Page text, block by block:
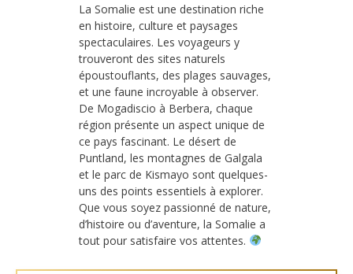
La Somalie est une destination riche
en histoire, culture et paysages
spectaculaires. Les voyageurs y
trouveront des sites naturels
époustouflants, des plages sauvages,
et une faune incroyable à observer.
De Mogadiscio à Berbera, chaque
région présente un aspect unique de
ce pays fascinant. Le désert de
Puntland, les montagnes de Galgala
et le parc de Kismayo sont quelques-
uns des points essentiels à explorer.
Que vous soyez passionné de nature,
d’histoire ou d’aventure, la Somalie a
tout pour satisfaire vos attentes.